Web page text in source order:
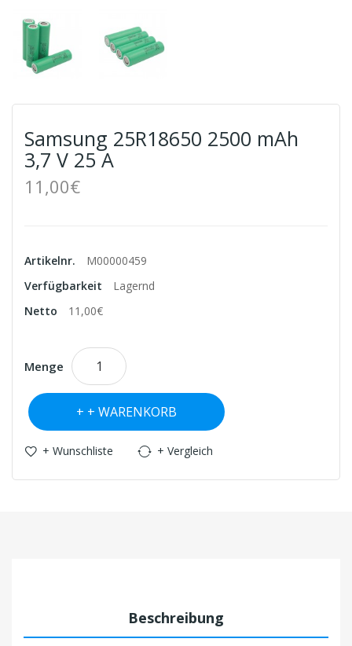
Samsung 25R18650 2500 mAh
3,7 V 25 A
11,00€
Artikelnr.
M00000459
Verfügbarkeit
Lagernd
Netto
11,00€
Menge
+ WARENKORB
+ Wunschliste + Vergleich
Beschreibung